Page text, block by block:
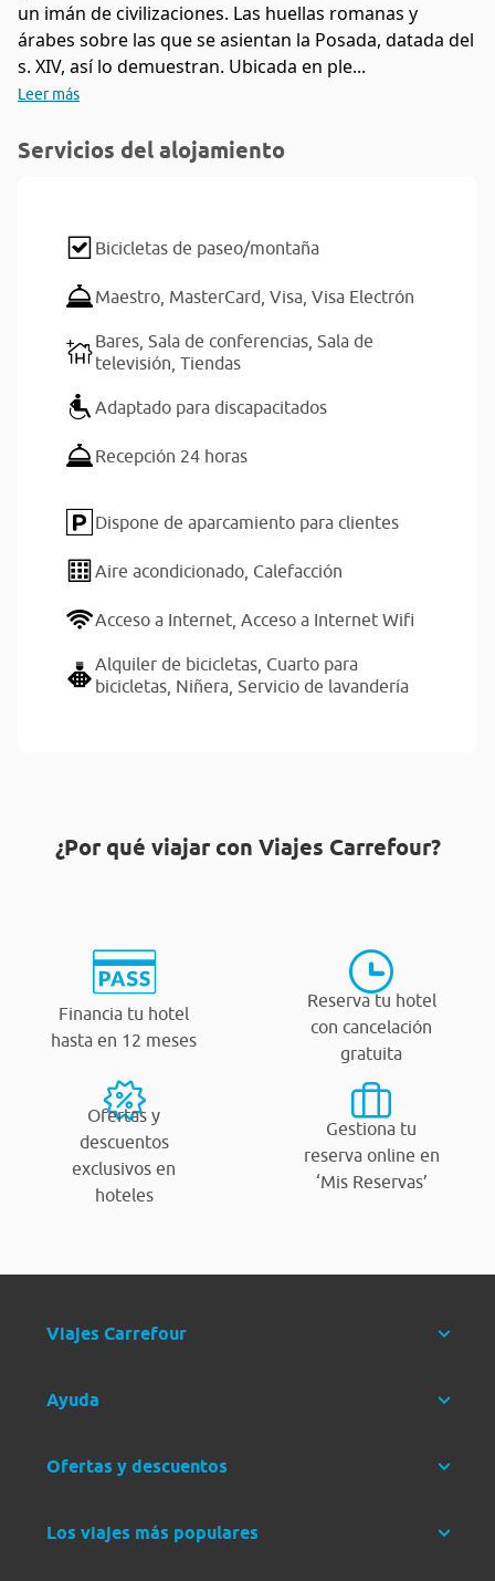
un imán de civilizaciones. Las huellas romanas y
árabes sobre las que se asientan la Posada, datada del
s. XIV, así lo demuestran. Ubicada en ple...
Leer más
Servicios del alojamiento
Bicicletas de paseo/montaña
Maestro, MasterCard, Visa, Visa Electrón
Bares, Sala de conferencias, Sala de
televisión, Tiendas
Adaptado para discapacitados
Recepción 24 horas
Dispone de aparcamiento para clientes
Aire acondicionado, Calefacción
Acceso a Internet, Acceso a Internet Wifi
Alquiler de bicicletas, Cuarto para
bicicletas, Niñera, Servicio de lavandería
¿Por qué viajar con Viajes Carrefour?
Financia tu hotel
hasta en 12 meses
Reserva tu hotel
con cancelación
gratuita
Ofertas y
descuentos
exclusivos en
hoteles
Gestiona tu
reserva online en
‘Mis Reservas’
Viajes Carrefour
Ayuda
Ofertas y descuentos
Los viajes más populares